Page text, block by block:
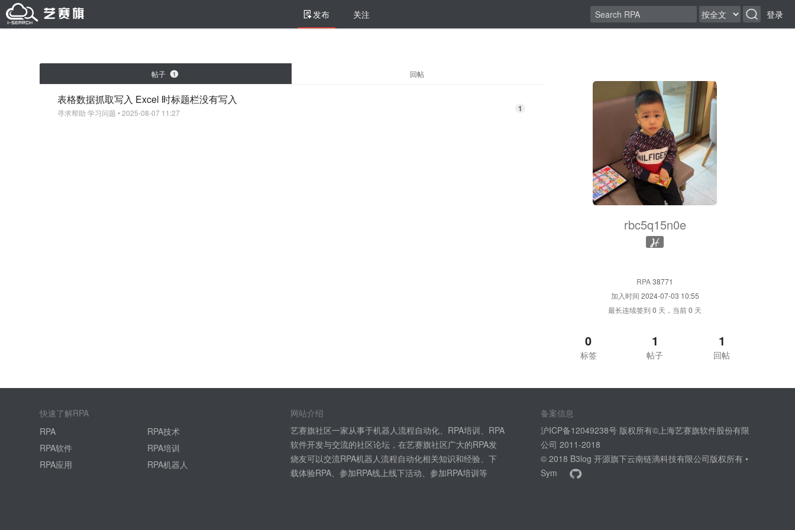
发布 关注 登录
帖子 1 回帖
表格数据抓取写入 Excel 时标题栏没有写入
寻求帮助 学习问题 • 2025-08-07 11:27 1
rbc5q15n0e
RPA38771
加入时间 2024-07-03 10:55
最长连续签到 0 天，当前0 天
0
标签
1
帖子
1
回帖
快速了解RPA
RPA
RPA技术
RPA软件
RPA培训
RPA应用
RPA机器人
网站介绍
艺赛旗社区一家从事于机器人流程自动化、RPA培训、RPA
软件开发与交流的社区论坛，在艺赛旗社区广大的RPA发
烧友可以交流RPA机器人流程自动化相关知识和经验、下
载体验RPA、参加RPA线上线下活动、参加RPA培训等
备案信息
沪ICP备12049238号 版权所有©上海艺赛旗软件股份有限
公司 2011-2018
© 2018 B3log 开源旗下云南链滴科技有限公司版权所有 •
Sym